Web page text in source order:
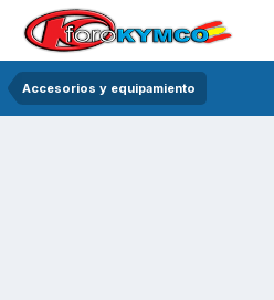
Accesorios y equipamiento